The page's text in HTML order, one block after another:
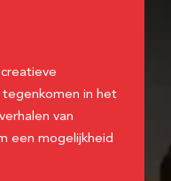
in het
van
een mogelijkheid